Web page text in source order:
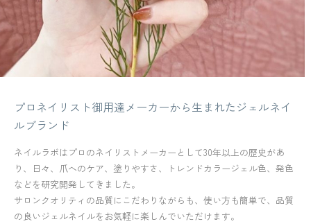
プロネイリスト御用達メーカーから生まれたジェルネイ
ルブランド
ネイルラボはプロのネイリストメーカーとして30年以上の歴史があ
り、日々、爪へのケア、塗りやすさ、トレンドカラージェル色、発色
などを研究開発してきました。
サロンクオリティの品質にこだわりながらも、使い方も簡単で、品質
の良いジェルネイルをお気軽に楽しんでいただけます。